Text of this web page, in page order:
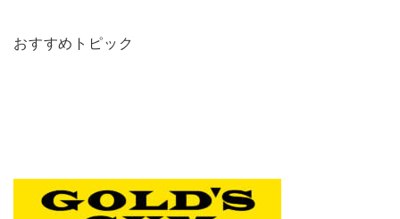
おすすめトピック